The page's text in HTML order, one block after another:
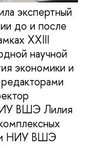
экспертный
до и после
XXIII
научной
экономики и
ВШЭ Лилия
НИУ ВШЭ